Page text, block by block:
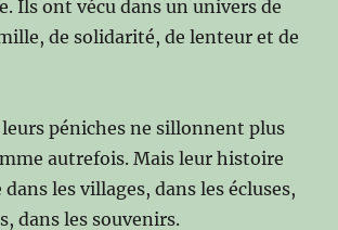
Ils ont vécu dans un univers de
de solidarité, de lenteur et de
péniches ne sillonnent plus
autrefois. Mais leur histoire
les villages, dans les écluses,
dans les souvenirs.